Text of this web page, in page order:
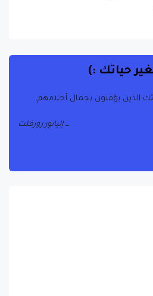
حياتك :)
الذين يؤمنون بجمال أحلامهم.
إليانور روزفلت